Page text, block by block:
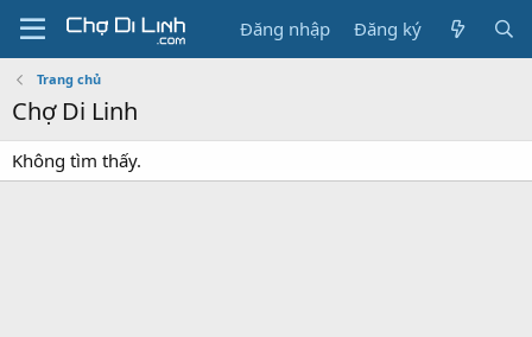
Đăng nhập Đăng ký
Trang chủ
Chợ Di Linh
Không tìm thấy.